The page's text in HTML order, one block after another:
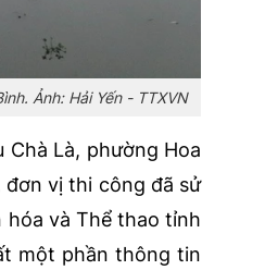
Ảnh: Hải Yến - TTXVN
Là, phường Hoa
vị thi công đã sử
hóa và Thể thao tỉnh
một phần thông tin